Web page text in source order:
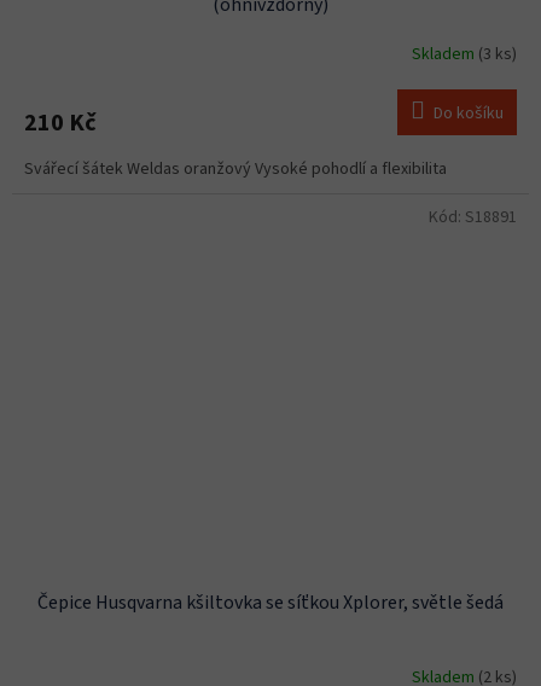
Skladem (3 ks)
210 Kč Do košíku
Svářecí šátek Weldas oranžový Vysoké pohodlí a flexibilita
Čepice Husqvarna kšiltovka se síťkou Xplorer, světle šedá
Skladem (2 ks)
Kód: S18891